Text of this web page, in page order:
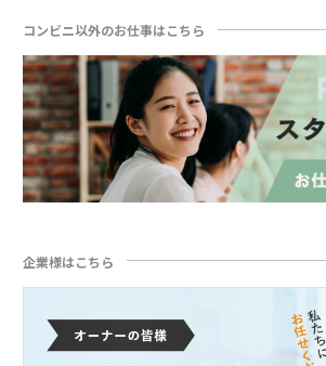
コンビニ以外のお仕事はこちら
企業様はこちら